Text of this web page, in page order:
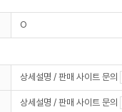
O
상세설명 / 판매 사이트 문의
상세설명 / 판매 사이트 문의